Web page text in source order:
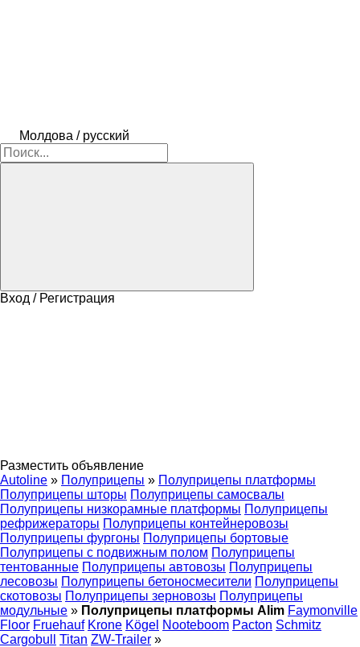
Молдова / русский
Вход / Регистрация
Разместить объявление
Autoline » Полуприцепы » Полуприцепы платформы
Полуприцепы шторы Полуприцепы самосвалы
Полуприцепы низкорамные платформы Полуприцепы
рефрижераторы Полуприцепы контейнеровозы
Полуприцепы фургоны Полуприцепы бортовые
Полуприцепы с подвижным полом Полуприцепы
тентованные Полуприцепы автовозы Полуприцепы
лесовозы Полуприцепы бетоносмесители Полуприцепы
скотовозы Полуприцепы зерновозы Полуприцепы
модульные » Полуприцепы платформы Alim Faymonville
Floor Fruehauf Krone Kögel Nooteboom Pacton Schmitz
Cargobull
Titan ZW-Trailer »